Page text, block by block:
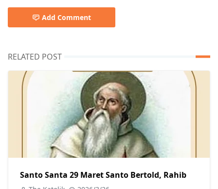
Add Comment
RELATED POST
Santo Santa 29 Maret Santo Bertold, Rahib